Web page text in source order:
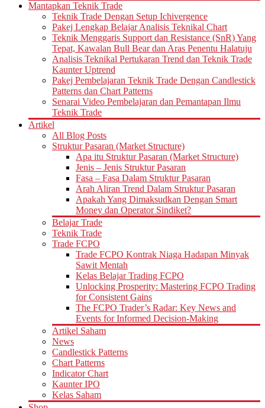
Mantapkan Teknik Trade
Teknik Trade Dengan Setup Ichivergence
Pakej Lengkap Belajar Analisis Teknikal Chart
Teknik Menggaris Support dan Resistance (SnR) Yang
Tepat, Kawalan Bull Bear dan Aras Penentu Halatuju
Analisis Teknikal Pertukaran Trend dan Teknik Trade
Kaunter Uptrend
Pakej Pembelajaran Teknik Trade Dengan Candlestick
Patterns dan Chart Patterns
Senarai Video Pembelajaran dan Pemantapan Ilmu
Teknik Trade
Artikel
All Blog Posts
Struktur Pasaran (Market Structure)
Apa itu Struktur Pasaran (Market Structure)
Jenis – Jenis Struktur Pasaran
Fasa – Fasa Dalam Struktur Pasaran
Arah Aliran Trend Dalam Struktur Pasaran
Apakah Yang Dimaksudkan Dengan Smart
Money dan Operator Sindiket?
Belajar Trade
Teknik Trade
Trade FCPO
Trade FCPO Kontrak Niaga Hadapan Minyak
Sawit Mentah
Kelas Belajar Trading FCPO
Unlocking Prosperity: Mastering FCPO Trading
for Consistent Gains
The FCPO Trader’s Radar: Key News and
Events for Informed Decision-Making
Artikel Saham
News
Candlestick Patterns
Chart Patterns
Indicator Chart
Kaunter IPO
Kelas Saham